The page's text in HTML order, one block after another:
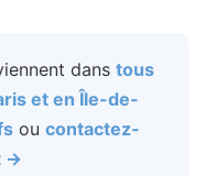
dans tous
et en Île-de-
ou contactez-
→